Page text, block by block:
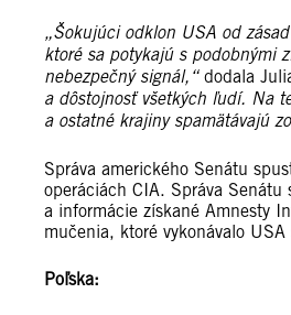
„Šokujúci odklon USA od
ktoré sa potykajú s podobnými
nebezpečný signál,“dodala
a dôstojnosť všetkých ľudí. Na
a ostatné krajiny spamätávajú
Správa amerického Senátu
operáciách CIA. Správa
a informácie získané Amnesty
mučenia, ktoré vykonávalo
Poľska: